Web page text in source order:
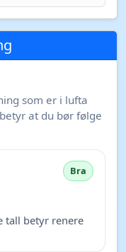
som er i lufta
at du bør følge
Bra
tall betyr renere